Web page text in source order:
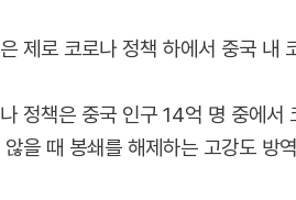
제로 코로나 정책 하에서 중국 내
정책은 중국 인구 14억 명 중에
을 때 봉쇄를 해제하는 고강도 방